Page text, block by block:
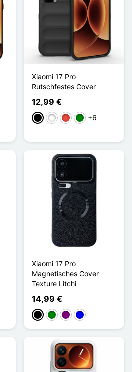
Xiaomi 17 Pro
Rutschfestes Cover
12,99 €
Schwarz
WeißRot Grün+6
Xiaomi 17 Pro
Magnetisches Cover
Texture Litchi
14,99 €
Schwarz
GrünViolettBlau